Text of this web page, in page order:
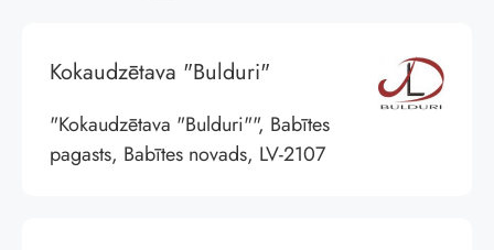
Kokaudzētava "Bulduri"
"Kokaudzētava "Bulduri"", Babītes
pagasts, Babītes novads, LV-2107